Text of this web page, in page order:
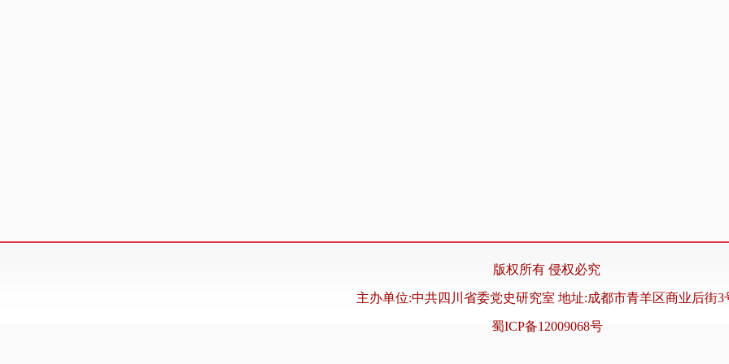
版权所有 侵权必究
主办单位:中共四川省委党史研究室 地址:成都市青羊区商业后街3
蜀ICP备12009068号